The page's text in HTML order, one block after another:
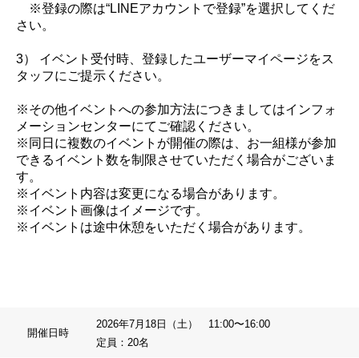
※登録の際は“LINEアカウントで登録”を選択してくだ
さい。
3） イベント受付時、登録したユーザーマイページをス
タッフにご提示ください。
※その他イベントへの参加方法につきましてはインフォ
メーションセンターにてご確認ください。
※同日に複数のイベントが開催の際は、お一組様が参加
できるイベント数を制限させていただく場合がございま
す。
※イベント内容は変更になる場合があります。
※イベント画像はイメージです。
※イベントは途中休憩をいただく場合があります。
開催日時
2026年7月18日（土） 11:00〜16:00
定員：20名